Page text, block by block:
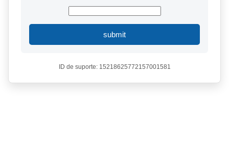
submit
ID de suporte: 15218625772157001581